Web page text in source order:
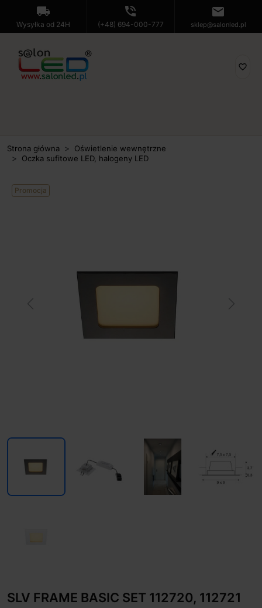
local_shipping
Wysyłka od 24H
phone_in_talk
(+48) 694-000-777
mail
sklep@salonled.pl
favorite_border
Strona główna
Oświetlenie wewnętrzne
Oczka sufitowe LED, halogeny LED
Promocja
SLV FRAME BASIC SET 112720, 112721